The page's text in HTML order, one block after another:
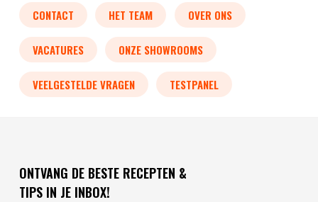
CONTACT HET TEAM OVER ONS
VACATURES ONZE SHOWROOMS
VEELGESTELDE VRAGEN TESTPANEL
ONTVANG DE BESTE RECEPTEN &
TIPS IN JE INBOX!